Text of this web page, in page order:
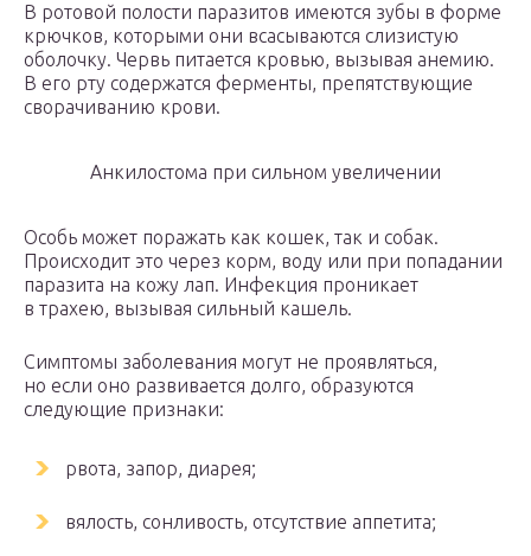
В ротовой полости паразитов имеются зубы в форме
крючков, которыми они всасываются слизистую
оболочку. Червь питается кровью, вызывая анемию.
В его рту содержатся ферменты, препятствующие
сворачиванию крови.
Анкилостома при сильном увеличении
Особь может поражать как кошек, так и собак.
Происходит это через корм, воду или при попадании
паразита на кожу лап. Инфекция проникает
в трахею, вызывая сильный кашель.
Симптомы заболевания могут не проявляться,
но если оно развивается долго, образуются
следующие признаки:
рвота, запор, диарея;
вялость, сонливость, отсутствие аппетита;